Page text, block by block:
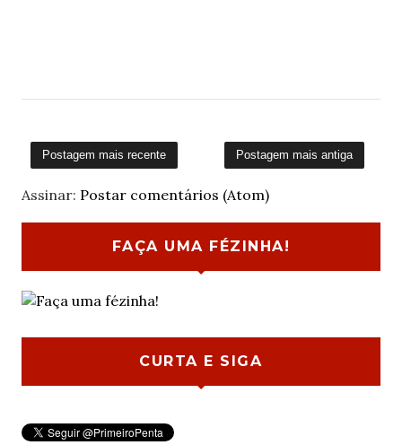
Postagem mais recente Postagem mais antiga
Assinar: Postar comentários (Atom)
FAÇA UMA FÉZINHA!
CURTA E SIGA